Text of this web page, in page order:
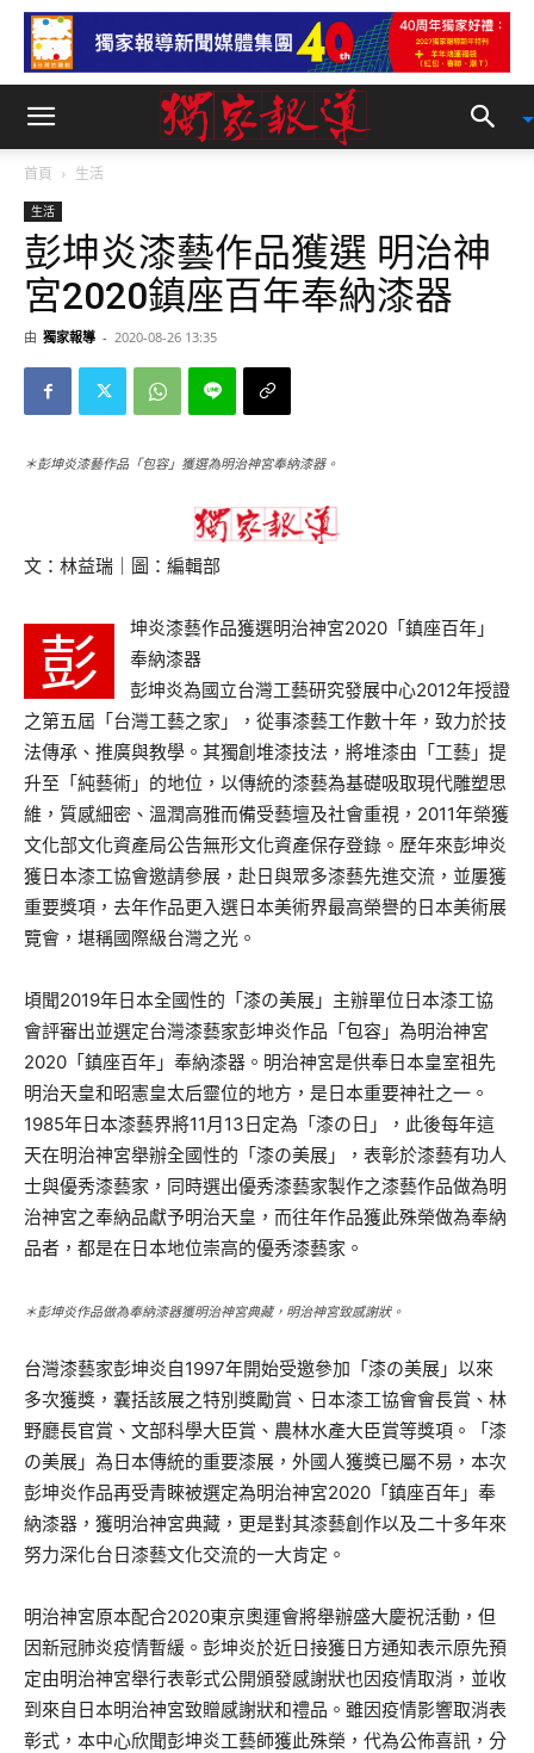
首頁 生活
生活
彭坤炎漆藝作品獲選 明治神
宮2020鎮座百年奉納漆器
由 獨家報導 - 2020-08-26 13:35
＊彭坤炎漆藝作品「包容」獲選為明治神宮奉納漆器。
文：林益瑞｜圖：編輯部
彭
坤炎漆藝作品獲選明治神宮2020「鎮座百年」
奉納漆器
彭坤炎為國立台灣工藝研究發展中心2012年授證
之第五屆「台灣工藝之家」，從事漆藝工作數十年，致力於技
法傳承、推廣與教學。其獨創堆漆技法，將堆漆由「工藝」提
升至「純藝術」的地位，以傳統的漆藝為基礎吸取現代雕塑思
維，質感細密、溫潤高雅而備受藝壇及社會重視，2011年榮獲
文化部文化資產局公告無形文化資產保存登錄。歷年來彭坤炎
獲日本漆工協會邀請參展，赴日與眾多漆藝先進交流，並屢獲
重要獎項，去年作品更入選日本美術界最高榮譽的日本美術展
覽會，堪稱國際級台灣之光。
頃聞2019年日本全國性的「漆の美展」主辦單位日本漆工協
會評審出並選定台灣漆藝家彭坤炎作品「包容」為明治神宮
2020「鎮座百年」奉納漆器。明治神宮是供奉日本皇室祖先
明治天皇和昭憲皇太后靈位的地方，是日本重要神社之一。
1985年日本漆藝界將11月13日定為「漆の日」，此後每年這
天在明治神宮舉辦全國性的「漆の美展」，表彰於漆藝有功人
士與優秀漆藝家，同時選出優秀漆藝家製作之漆藝作品做為明
治神宮之奉納品獻予明治天皇，而往年作品獲此殊榮做為奉納
品者，都是在日本地位崇高的優秀漆藝家。
＊彭坤炎作品做為奉納漆器獲明治神宮典藏，明治神宮致感謝狀。
台灣漆藝家彭坤炎自1997年開始受邀參加「漆の美展」以來
多次獲獎，囊括該展之特別獎勵賞、日本漆工協會會長賞、林
野廳長官賞、文部科學大臣賞、農林水產大臣賞等獎項。「漆
の美展」為日本傳統的重要漆展，外國人獲獎已屬不易，本次
彭坤炎作品再受青睞被選定為明治神宮2020「鎮座百年」奉
納漆器，獲明治神宮典藏，更是對其漆藝創作以及二十多年來
努力深化台日漆藝文化交流的一大肯定。
明治神宮原本配合2020東京奧運會將舉辦盛大慶祝活動，但
因新冠肺炎疫情暫緩。彭坤炎於近日接獲日方通知表示原先預
定由明治神宮舉行表彰式公開頒發感謝狀也因疫情取消，並收
到來自日本明治神宮致贈感謝狀和禮品。雖因疫情影響取消表
彰式，本中心欣聞彭坤炎工藝師獲此殊榮，代為公佈喜訊，分